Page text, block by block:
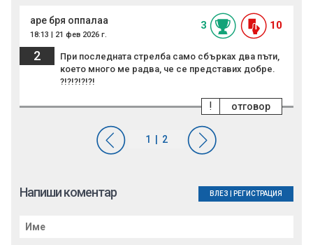
аре бря оппалаа
18:13 | 21 фев 2026 г.
3 10
2
При последната стрелба само сбърках два пъти,
което много ме радва, че се представих добре.
?!?!?!?!?!
отговор
!
Напиши коментар ВЛЕЗ РЕГИСТРАЦИЯ